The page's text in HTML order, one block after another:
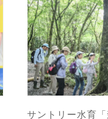
サントリー水育